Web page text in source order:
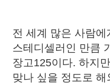
전 세계 많은 사람
스테디셀러인 만큼
장고125이다. 하지
맞나 싶을 정도로